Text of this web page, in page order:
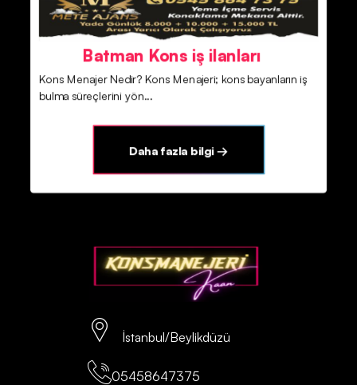
Batman Kons iş ilanları
Kons Menajer Nedir? Kons Menajeri; kons bayanların iş
bulma süreçlerini yön...
Daha fazla bilgi →
İstanbul/Beylikdüzü
05458647375